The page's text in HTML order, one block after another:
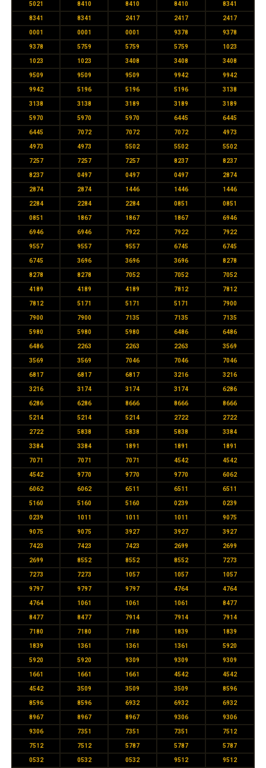
5021 8410 8410 8410 8341
8341 8341 2417 2417 2417
0001 0001 0001 9378 9378
9378 5759 5759 5759 1023
1023 1023 3408 3408 3408
9509 9509 9509 9942 9942
9942 5196 5196 5196 3138
3138 3138 3189 3189 3189
5970 5970 5970 6445 6445
6445 7072 7072 7072 4973
4973 4973 5502 5502 5502
7257 7257 7257 8237 8237
8237 0497 0497 0497 2874
2874 2874 1446 1446 1446
2284 2284 2284 0851 0851
0851 1867 1867 1867 6946
6946 6946 7922 7922 7922
9557 9557 9557 6745 6745
6745 3696 3696 3696 8278
8278 8278 7052 7052 7052
4189 4189 4189 7812 7812
7812 5171 5171 5171 7900
7900 7900 7135 7135 7135
5980 5980 5980 6486 6486
6486 2263 2263 2263 3569
3569 3569 7046 7046 7046
6817 6817 6817 3216 3216
3216 3174 3174 3174 6286
6286 6286 8666 8666 8666
5214 5214 5214 2722 2722
2722 5838 5838 5838 3384
3384 3384 1891 1891 1891
7071 7071 7071 4542 4542
4542 9770 9770 9770 6062
6062 6062 6511 6511 6511
5160 5160 5160 0239 0239
0239 1011 1011 1011 9075
9075 9075 3927 3927 3927
7423 7423 7423 2699 2699
2699 8552 8552 8552 7273
7273 7273 1057 1057 1057
9797 9797 9797 4764 4764
4764 1061 1061 1061 8477
8477 8477 7914 7914 7914
7180 7180 7180 1839 1839
1839 1361 1361 1361 5920
5920 5920 9309 9309 9309
1661 1661 1661 4542 4542
4542 3509 3509 3509 8596
8596 8596 6932 6932 6932
8967 8967 8967 9306 9306
9306 7351 7351 7351 7512
7512 7512 5787 5787 5787
0532 0532 0532 9512 9512